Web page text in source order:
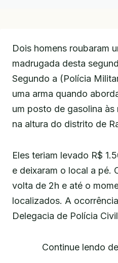
Dois homens roubaram
madrugada desta
Segundo a (Polícia
uma arma quando
um posto de gasolina às
na altura do distrito de
Eles teriam levado R$
e deixaram o local a pé.
volta de 2h e até o
localizados. A
Delegacia de Polícia
Continue lendo